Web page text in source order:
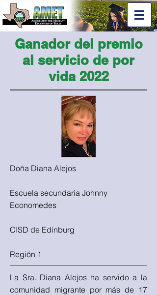
Ganador del premio
al servicio de por
vida 2022
Doña Diana Alejos
Escuela secundaria Johnny
Economedes
CISD de Edinburg
Región 1
La Sra. Diana Alejos ha servido a la
comunidad migrante por más de 17